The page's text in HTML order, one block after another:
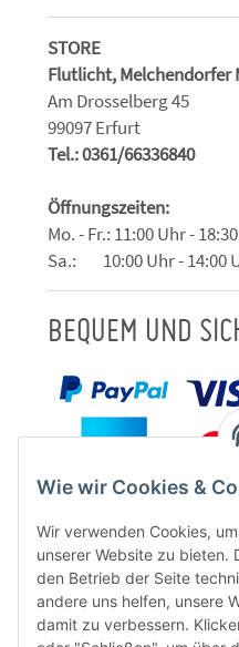
STORE
Flutlicht, Melchendorfer
Am Drosselberg 45
99097 Erfurt
Tel.: 0361/66336840
Öffnungszeiten:
Mo. - Fr.: 11:00 Uhr -
Sa.: 10:00 Uhr - 14:00
BEQUEM UND
Wie wir Cookies &
Wir verwenden Cookies,
unserer Website zu bieten.
den Betrieb der Seite
andere uns helfen, unsere
damit zu verbessern.